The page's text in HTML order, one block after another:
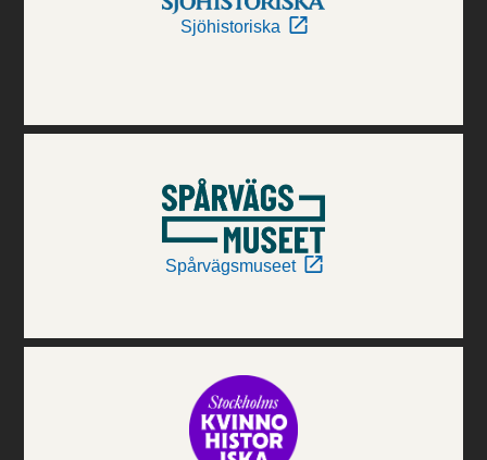
Sjöhistoriska
Spårvägsmuseet